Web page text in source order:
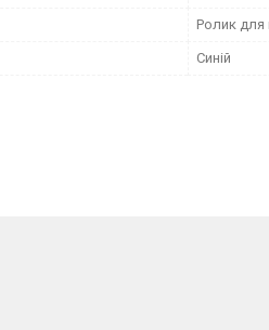
Ролик для
Синій